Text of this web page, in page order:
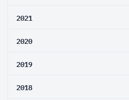
2021
2020
2019
2018